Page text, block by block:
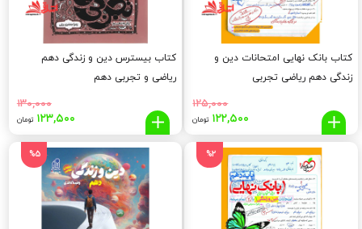
کتاب بانک نهایی امتحانات دین و
زندگی دهم ریاضی تجربی
۱۲۵,۰۰۰
قیمت
اصلی:
۱۲۵,۰۰۰
تومان
بود.
۱۲۲,۵۰۰ تومانقیمت
فعلی:
کتاب بیسترس دین و زندگی دهم
ریاضی و تجربی دهم
۱۳۰,۰۰۰
قیمت
اصلی:
۱۳۰,۰۰۰
تومان
بود.
۱۲۳,۵۰۰ تومان